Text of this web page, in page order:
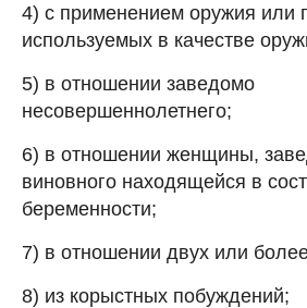
4) с применением оружия или
используемых в качестве
5) в отношении заведомо
несовершеннолетнего;
6) в отношении женщины,
виновного находящейся в
беременности;
7) в отношении двух или
8) из корыстных побуждений;